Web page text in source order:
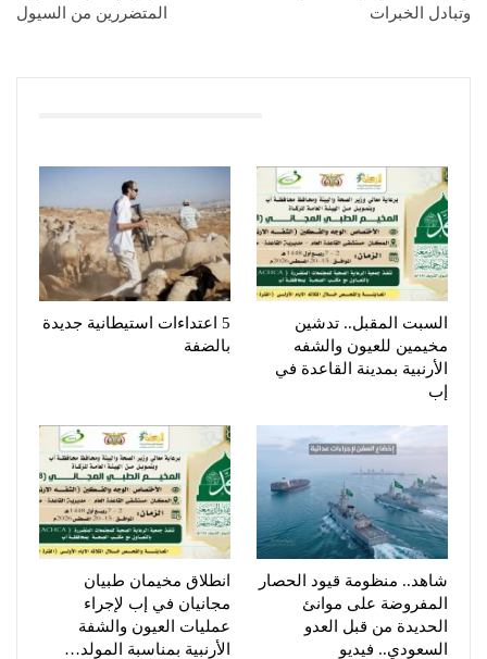
وتبادل الخبرات
المتضررين من السيول
السبت المقبل.. تدشين
مخيمين للعيون والشفه
الأرنبية بمدينة القاعدة في
إب
5 اعتداءات استيطانية جديدة
بالضفة
شاهد.. منظومة قيود الحصار
المفروضة على موانئ
الحديدة من قبل العدو
السعودي.. فيديو
انطلاق مخيمان طبيان
مجانيان في إب لإجراء
عمليات العيون والشفة
الأرنبية بمناسبة المولد…